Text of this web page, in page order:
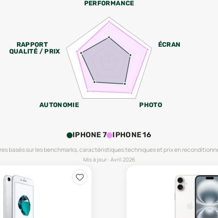
PERFORMANCE
ÉCRAN
PHOTO
AUTONOMIE
RAPPORT
QUALITÉ / PRIX
IPHONE 7 IPHONE 16
basés sur les benchmarks, caractéristiques techniques et prix en
Mis à jour : Avril 2026